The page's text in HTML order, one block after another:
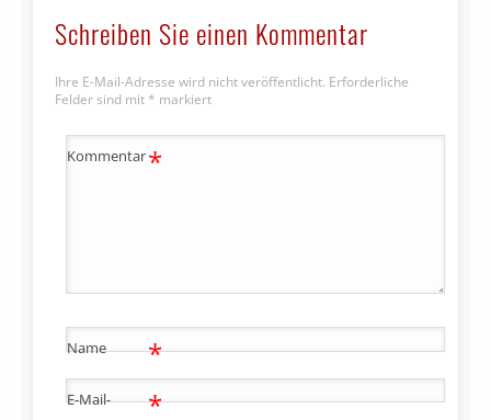
Schreiben Sie einen Kommentar
Ihre E-Mail-Adresse wird nicht veröffentlicht. Erforderliche
Felder sind mit * markiert
Kommentar*
Name *
E-Mail- *